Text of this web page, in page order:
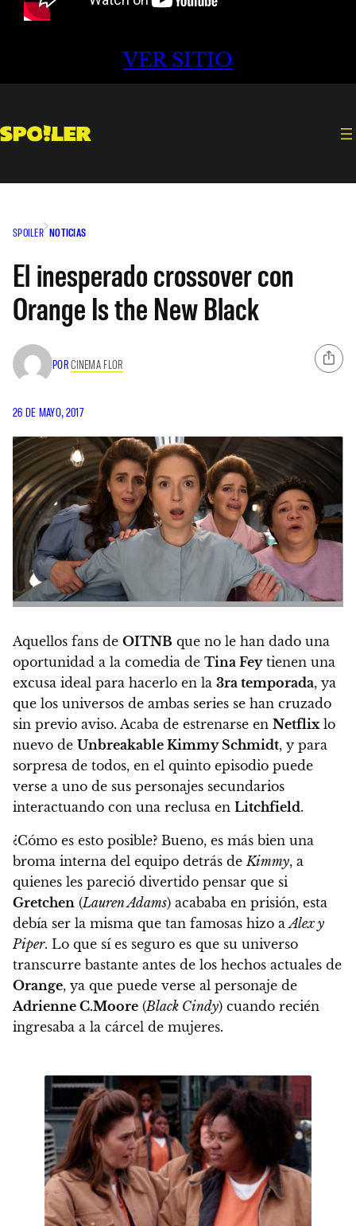
VER SITIO
SPOILER NOTICIAS
El inesperado crossover con
Orange Is the New Black
PORCINEMA FLOR
26 DE MAYO, 2017
Aquellos fans de OITNB que no le han dado una
oportunidad a la comedia de Tina Feytienen una
excusa ideal para hacerlo en la 3ra temporada, ya
que los universos de ambas series se han cruzado
sin previo aviso. Acaba de estrenarse en Netflixlo
nuevo de Unbreakable Kimmy Schmidt, y para
sorpresa de todos, en el quinto episodio puede
verse a uno de sus personajes secundarios
interactuando con una reclusa en Litchfield.
¿Cómo es esto posible? Bueno, es más bien una
broma interna del equipo detrás deKimmy, a
quienes les pareció divertido pensar que si
Gretchen (Lauren Adams) acababa en prisión, esta
debía ser la misma que tan famosas hizo aAlex y
Piper. Lo que sí es seguro es que su universo
transcurre bastante antes de los hechos actuales de
Orange, ya que puede verse al personaje de
Adrienne C.Moore (Black Cindy) cuando recién
ingresaba a la cárcel de mujeres.